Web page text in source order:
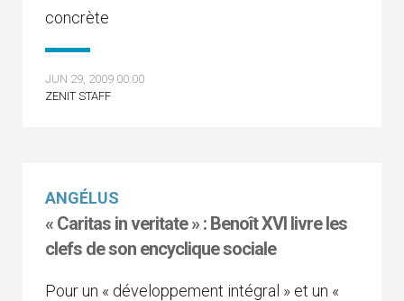
concrète
JUN 29, 2009 00:00
ZENIT STAFF
ANGÉLUS
« Caritas in veritate » : Benoît XVI livre les
clefs de son encyclique sociale
Pour un « développement intégral » et un «